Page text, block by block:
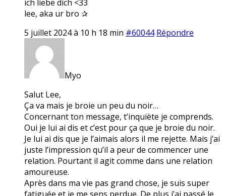
ich liebe dich <33
lee, aka ur bro ✰
5 juillet 2024 à 10 h 18 min #60044 Répondre
Myo
Salut Lee,
Ça va mais je broie un peu du noir…
Concernant ton message, t’inquiète je comprends.
Oui je lui ai dis et c’est pour ça que je broie du noir.
Je lui ai dis que je l’aimais alors il me rejette. Mais j’ai
juste l’impression qu’il a peur de commencer une
relation. Pourtant il agit comme dans une relation
amoureuse.
Après dans ma vie pas grand chose, je suis super